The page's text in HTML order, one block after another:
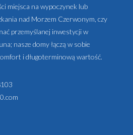
miejsca na wypoczynek lub
nad Morzem Czerwonym, czy
przemyślanej inwestycji w
nasze domy łączą w sobie
i długoterminową wartość.